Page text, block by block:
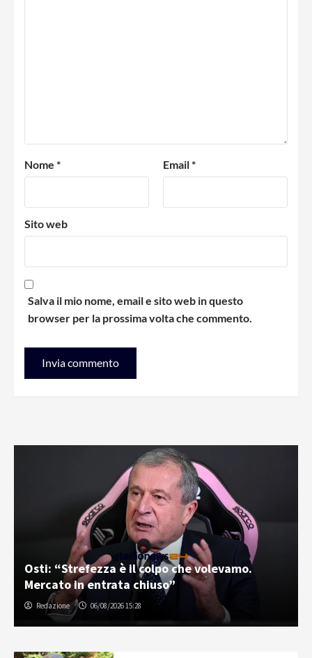
Nome * Email*
Sito web
Salva il mio nome, email e sito web in questo
browser per la prossima volta che commento.
Osti: “Strefezza è il colpo che volevamo.
Mercato in entrata chiuso”
Redazione 06/08/2026 15:28